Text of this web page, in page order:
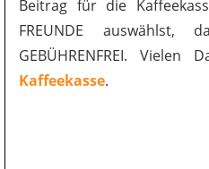
Beitrag für die
FREUNDE
GEBÜHRENFREI. Vielen
Kaffeekasse.